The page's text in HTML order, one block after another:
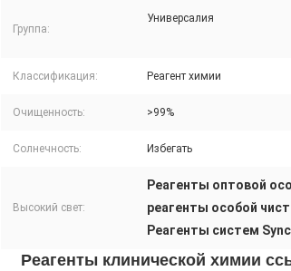
Группа:
Универсалия
Классификация: Реагент химии
Очищенность: >99%
Солнечность: Избегать
Высокий свет:
Реагенты оптовой
реагенты особой
Реагенты систем
Реагенты клинической химии